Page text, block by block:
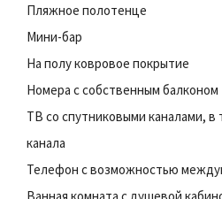
Пляжное полотенце
Мини-бар
На полу ковровое покрытие
Номера с собственным балконом
ТВ со спутниковыми каналами, в
канала
Телефон с возможностью